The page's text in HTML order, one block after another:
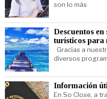
son lo más
Descuentos
turísticos para
Gracias a
diversos
Información
En So Close, a